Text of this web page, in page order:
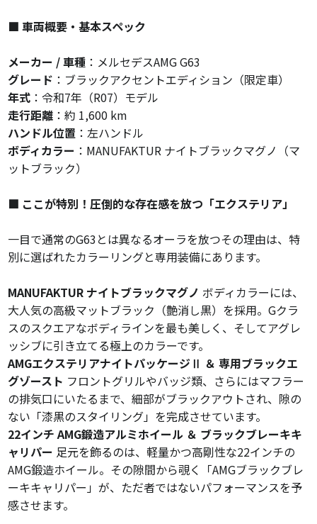
■ 車両概要・基本スペック
メーカー / 車種 ：メルセデスAMG G63
グレード ：ブラックアクセントエディション（限定車）
年式 ：令和7年（R07）モデル
走行距離 ：約 1,600 km
ハンドル位置 ：左ハンドル
ボディカラー ：MANUFAKTUR ナイトブラックマグノ（マ
ットブラック）
■ ここが特別！圧倒的な存在感を放つ「エクステリア」
一目で通常のG63とは異なるオーラを放つその理由は、特
別に選ばれたカラーリングと専用装備にあります。
MANUFAKTUR ナイトブラックマグノ ボディカラーには、
大人気の高級マットブラック（艶消し黒）を採用。Gクラ
スのスクエアなボディラインを最も美しく、そしてアグレ
ッシブに引き立てる極上のカラーです。
AMGエクステリアナイトパッケージⅡ ＆ 専用ブラックエ
グゾースト フロントグリルやバッジ類、さらにはマフラー
の排気口にいたるまで、細部がブラックアウトされ、隙の
ない「漆黒のスタイリング」を完成させています。
22インチ AMG鍛造アルミホイール ＆ ブラックブレーキキ
ャリパー 足元を飾るのは、軽量かつ高剛性な22インチの
AMG鍛造ホイール。その隙間から覗く「AMGブラックブレ
ーキキャリパー」が、ただ者ではないパフォーマンスを予
感させます。